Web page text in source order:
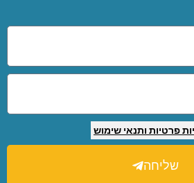
פרטיות ותנאי שימוש
שליחה